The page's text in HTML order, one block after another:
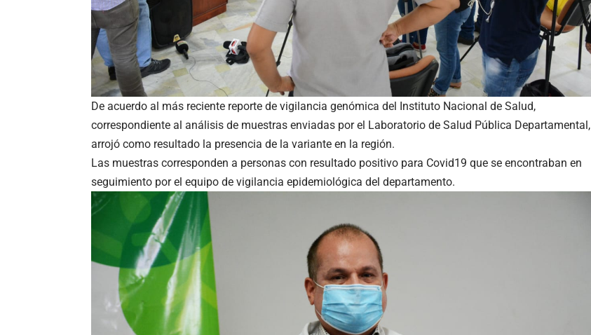
De acuerdo al más reciente reporte de vigilancia genómica del Instituto Nacional de Salud,
correspondiente al análisis de muestras enviadas por el Laboratorio de Salud Pública Departamental,
arrojó como resultado la presencia de la variante en la región.
Las muestras corresponden a personas con resultado positivo para Covid19 que se encontraban en
seguimiento por el equipo de vigilancia epidemiológica del departamento.